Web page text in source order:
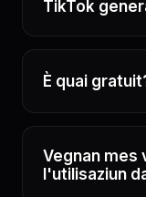
TikTok
È quai
Vegnan mes
l'utilisaziun